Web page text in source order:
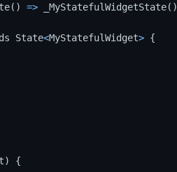
=>
State<MyStatefulWidget> {